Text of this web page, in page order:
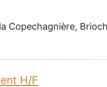
Copechagnière,
H/F